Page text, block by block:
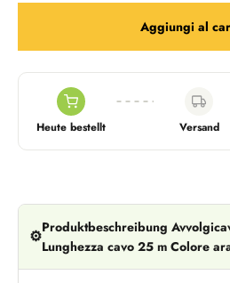
Aggiungi al
Heute bestellt Versand
⚙️Produktbeschreibung
Lunghezza cavo 25 m Colore